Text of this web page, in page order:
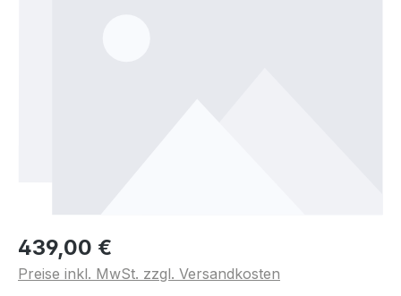
439,00 €
Preise inkl. MwSt. zzgl. Versandkosten